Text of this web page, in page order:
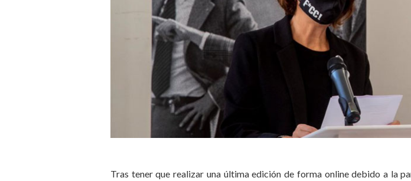
Tras tener que realizar una última edición de forma online debido a la